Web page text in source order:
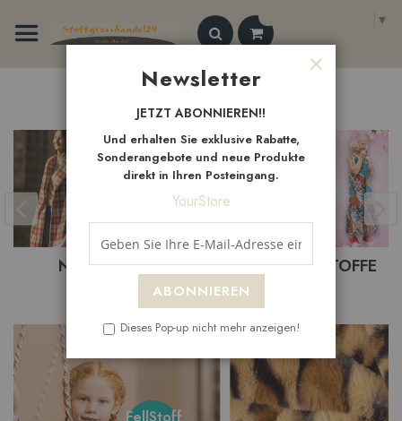
Inhalt
springen
▼
Search
NeueArtikel
BEKLEIDUNGSTOFFE BASTELSTOFFE
FellStoff
Newsletter
JETZT ABONNIEREN!!
Und erhalten Sie exklusive Rabatte,
Sonderangebote und neue Produkte
direkt in Ihren Posteingang.
YourStore
ABONNIEREN
Dieses Pop-up nicht mehr anzeigen!